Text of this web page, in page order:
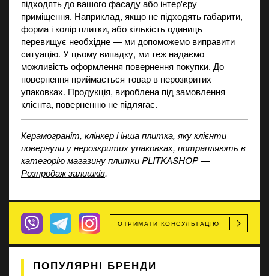
підходять до вашого фасаду або інтер'єру
приміщення. Наприклад, якщо не підходять габарити,
форма і колір плитки, або кількість одиниць
перевищує необхідне — ми допоможемо виправити
ситуацію. У цьому випадку, ми теж надаємо
можливість оформлення повернення покупки. До
повернення приймається товар в нерозкритих
упаковках. Продукція, вироблена під замовлення
клієнта, поверненню не підлягає.
Керамограніт, клінкер і інша плитка, яку клієнти
повернули у нерозкритих упаковках, потрапляють в
категорію магазину плитки PLITKASHOP —
Розпродаж залишків.
ОТРИМАТИ КОНСУЛЬТАЦІЮ
ПОПУЛЯРНІ БРЕНДИ